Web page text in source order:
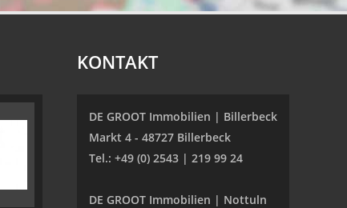
KONTAKT
DE GROOT Immobilien | Billerbeck
Markt 4 - 48727 Billerbeck
Tel.: +49 (0) 2543 | 219 99 24
DE GROOT Immobilien | Nottuln